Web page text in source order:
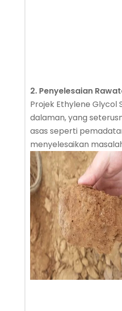
2. Penyelesaian
Projek Ethylene Glycol
dalaman, yang
asas seperti
menyelesaikan